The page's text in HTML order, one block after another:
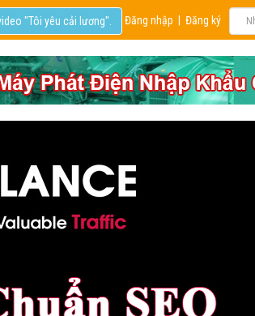
Đăng nhập Đăng ký
"Tôi yêu cải lương".